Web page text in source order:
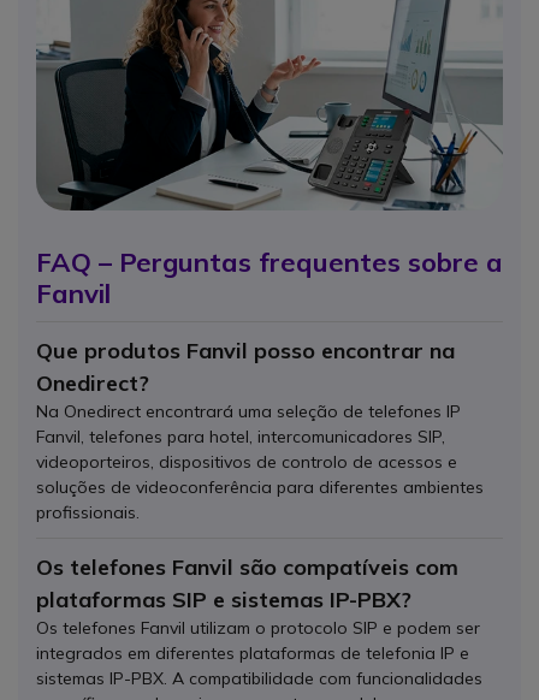
FAQ – Perguntas frequentes sobre a
Fanvil
Que produtos Fanvil posso encontrar na
Onedirect?
Na Onedirect encontrará uma seleção de telefones IP
Fanvil, telefones para hotel, intercomunicadores SIP,
videoporteiros, dispositivos de controlo de acessos e
soluções de videoconferência para diferentes ambientes
profissionais.
Os telefones Fanvil são compatíveis com
plataformas SIP e sistemas IP-PBX?
Os telefones Fanvil utilizam o protocolo SIP e podem ser
integrados em diferentes plataformas de telefonia IP e
sistemas IP-PBX. A compatibilidade com funcionalidades